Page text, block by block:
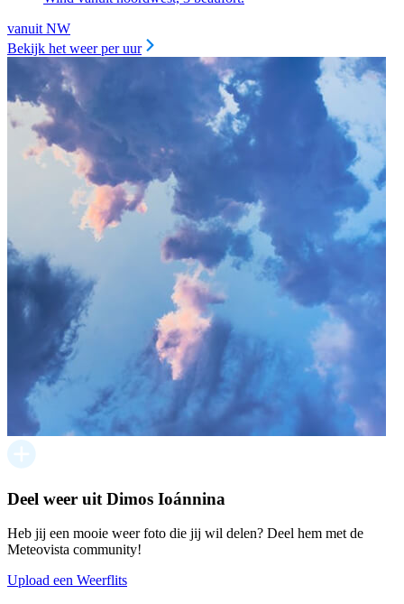
vanuit NW
Bekijk het weer per uur
Deel weer uit Dimos Ioánnina
Heb jij een mooie weer foto die jij wil delen? Deel hem met de
Meteovista community!
Upload een Weerflits